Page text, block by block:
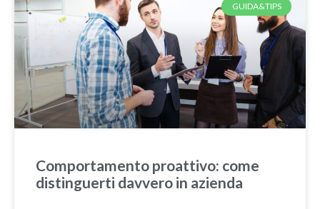
GUIDA&TIPS
Comportamento proattivo: come
distinguerti davvero in azienda